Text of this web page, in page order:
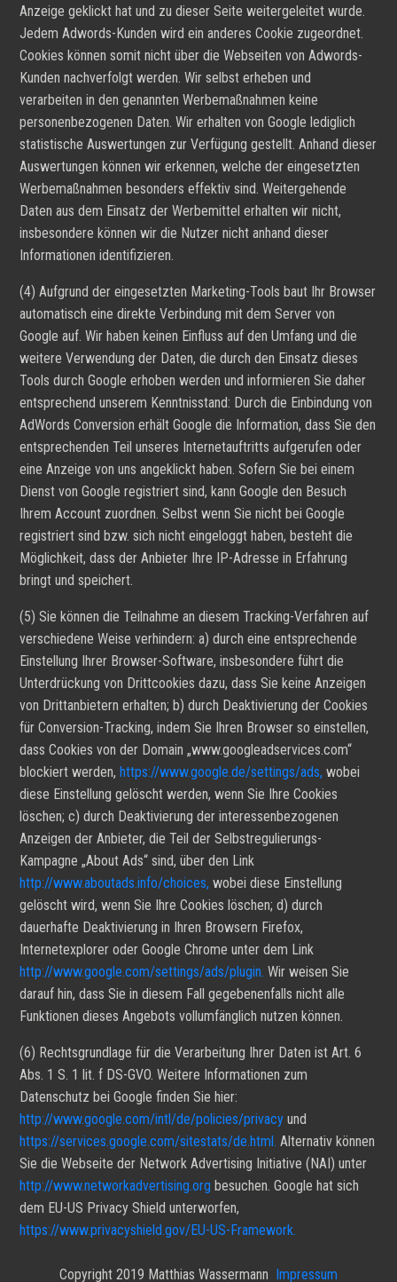
Anzeige geklickt hat und zu dieser Seite weitergeleitet wurde.
Jedem Adwords-Kunden wird ein anderes Cookie zugeordnet.
Cookies können somit nicht über die Webseiten von Adwords-
Kunden nachverfolgt werden. Wir selbst erheben und
verarbeiten in den genannten Werbemaßnahmen keine
personenbezogenen Daten. Wir erhalten von Google lediglich
statistische Auswertungen zur Verfügung gestellt. Anhand dieser
Auswertungen können wir erkennen, welche der eingesetzten
Werbemaßnahmen besonders effektiv sind. Weitergehende
Daten aus dem Einsatz der Werbemittel erhalten wir nicht,
insbesondere können wir die Nutzer nicht anhand dieser
Informationen identifizieren.
(4) Aufgrund der eingesetzten Marketing-Tools baut Ihr Browser
automatisch eine direkte Verbindung mit dem Server von
Google auf. Wir haben keinen Einfluss auf den Umfang und die
weitere Verwendung der Daten, die durch den Einsatz dieses
Tools durch Google erhoben werden und informieren Sie daher
entsprechend unserem Kenntnisstand: Durch die Einbindung von
AdWords Conversion erhält Google die Information, dass Sie den
entsprechenden Teil unseres Internetauftritts aufgerufen oder
eine Anzeige von uns angeklickt haben. Sofern Sie bei einem
Dienst von Google registriert sind, kann Google den Besuch
Ihrem Account zuordnen. Selbst wenn Sie nicht bei Google
registriert sind bzw. sich nicht eingeloggt haben, besteht die
Möglichkeit, dass der Anbieter Ihre IP-Adresse in Erfahrung
bringt und speichert.
(5) Sie können die Teilnahme an diesem Tracking-Verfahren auf
verschiedene Weise verhindern: a) durch eine entsprechende
Einstellung Ihrer Browser-Software, insbesondere führt die
Unterdrückung von Drittcookies dazu, dass Sie keine Anzeigen
von Drittanbietern erhalten; b) durch Deaktivierung der Cookies
für Conversion-Tracking, indem Sie Ihren Browser so einstellen,
dass Cookies von der Domain „www.googleadservices.com“
blockiert werden, https://www.google.de/settings/ads, wobei
diese Einstellung gelöscht werden, wenn Sie Ihre Cookies
löschen; c) durch Deaktivierung der interessenbezogenen
Anzeigen der Anbieter, die Teil der Selbstregulierungs-
Kampagne „About Ads“ sind, über den Link
http://www.aboutads.info/choices, wobei diese Einstellung
gelöscht wird, wenn Sie Ihre Cookies löschen; d) durch
dauerhafte Deaktivierung in Ihren Browsern Firefox,
Internetexplorer oder Google Chrome unter dem Link
http://www.google.com/settings/ads/plugin. Wir weisen Sie
darauf hin, dass Sie in diesem Fall gegebenenfalls nicht alle
Funktionen dieses Angebots vollumfänglich nutzen können.
(6) Rechtsgrundlage für die Verarbeitung Ihrer Daten ist Art. 6
Abs. 1 S. 1 lit. f DS-GVO. Weitere Informationen zum
Datenschutz bei Google finden Sie hier:
http://www.google.com/intl/de/policies/privacy und
https://services.google.com/sitestats/de.html. Alternativ können
Sie die Webseite der Network Advertising Initiative (NAI) unter
http://www.networkadvertising.org besuchen. Google hat sich
dem EU-US Privacy Shield unterworfen,
https://www.privacyshield.gov/EU-US-Framework.
Copyright 2019 Matthias Wassermann Impressum